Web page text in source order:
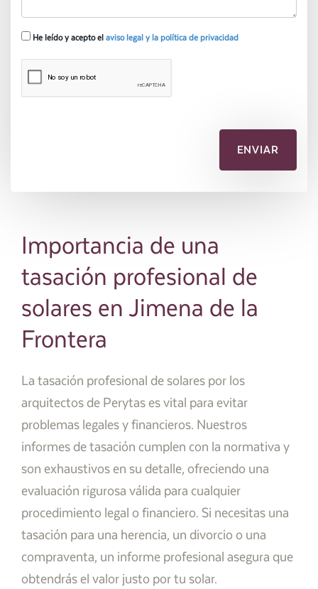
He leído y acepto el aviso legal y la política de privacidad
Importancia de una
tasación profesional de
solares en Jimena de la
Frontera
La tasación profesional de solares por los
arquitectos de Perytas es vital para evitar
problemas legales y financieros. Nuestros
informes de tasación cumplen con la normativa y
son exhaustivos en su detalle, ofreciendo una
evaluación rigurosa válida para cualquier
procedimiento legal o financiero. Si necesitas una
tasación para una herencia, un divorcio o una
compraventa, un informe profesional asegura que
obtendrás el valor justo por tu solar.